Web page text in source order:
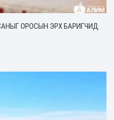
ОРОСЫН ЭРХ БАРИГЧИД